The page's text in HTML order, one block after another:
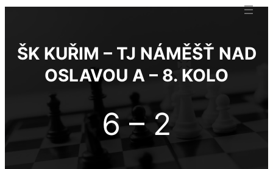
ŠK KUŘIM – TJ NÁMĚŠŤ NAD
OSLAVOU A – 8. KOLO
6 – 2